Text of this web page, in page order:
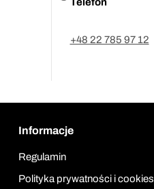
+48 22 785 97 12
Informacje
Regulamin
Polityka prywatności i cookies